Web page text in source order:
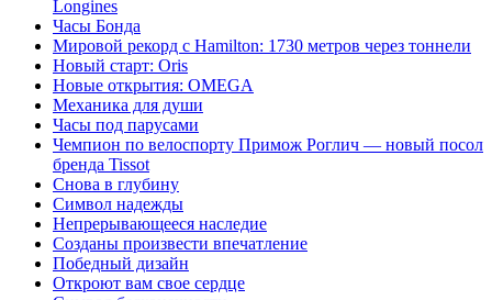
Longines
Часы Бонда
Мировой рекорд с Hamilton: 1730 метров через тоннели
Новый старт: Oris
Новые открытия: OMEGA
Механика для души
Часы под парусами
Чемпион по велоспорту Примож Роглич — новый посол
бренда Tissot
Снова в глубину
Символ надежды
Непрерывающееся наследие
Созданы произвести впечатление
Победный дизайн
Откроют вам свое сердце